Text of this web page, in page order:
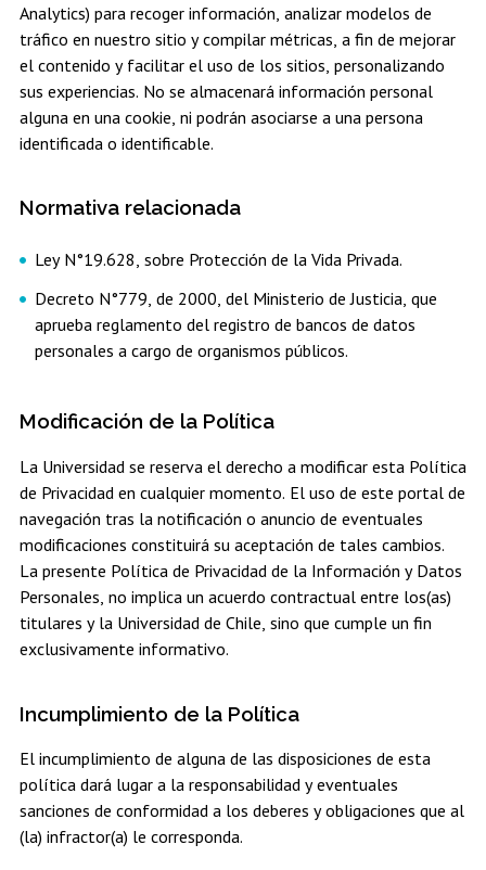
Analytics) para recoger información, analizar modelos de
tráfico en nuestro sitio y compilar métricas, a fin de mejorar
el contenido y facilitar el uso de los sitios, personalizando
sus experiencias. No se almacenará información personal
alguna en una cookie, ni podrán asociarse a una persona
identificada o identificable.
Normativa relacionada
Ley N°19.628, sobre Protección de la Vida Privada.
Decreto N°779, de 2000, del Ministerio de Justicia, que
aprueba reglamento del registro de bancos de datos
personales a cargo de organismos públicos.
Modificación de la Política
La Universidad se reserva el derecho a modificar esta Política
de Privacidad en cualquier momento. El uso de este portal de
navegación tras la notificación o anuncio de eventuales
modificaciones constituirá su aceptación de tales cambios.
La presente Política de Privacidad de la Información y Datos
Personales, no implica un acuerdo contractual entre los(as)
titulares y la Universidad de Chile, sino que cumple un fin
exclusivamente informativo.
Incumplimiento de la Política
El incumplimiento de alguna de las disposiciones de esta
política dará lugar a la responsabilidad y eventuales
sanciones de conformidad a los deberes y obligaciones que al
(la) infractor(a) le corresponda.